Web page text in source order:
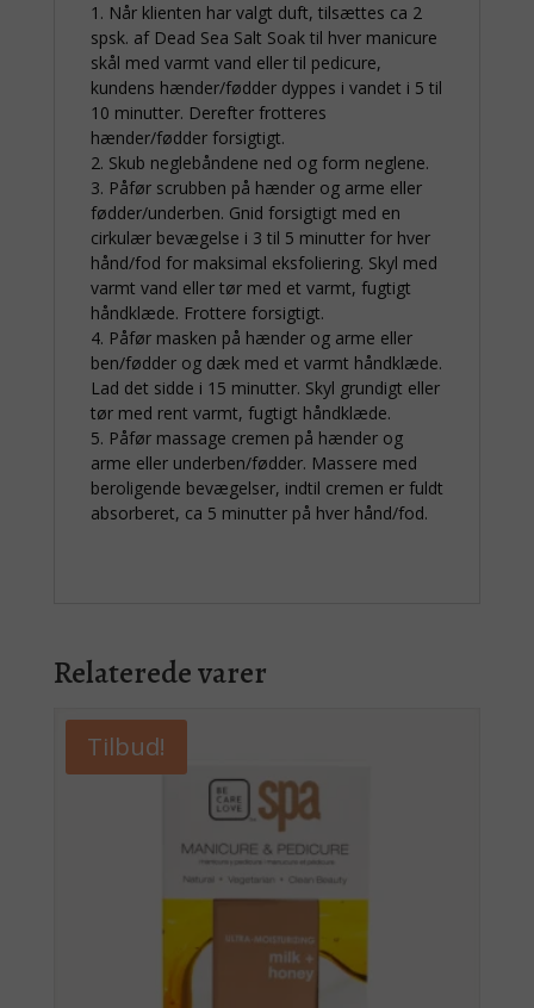
1. Når klienten har valgt duft, tilsættes ca 2
spsk. af Dead Sea Salt Soak til hver manicure
skål med varmt vand eller til pedicure,
kundens hænder/fødder dyppes i vandet i 5 til
10 minutter. Derefter frotteres
hænder/fødder forsigtigt.
2. Skub neglebåndene ned og form neglene.
3. Påfør scrubben på hænder og arme eller
fødder/underben. Gnid forsigtigt med en
cirkulær bevægelse i 3 til 5 minutter for hver
hånd/fod for maksimal eksfoliering. Skyl med
varmt vand eller tør med et varmt, fugtigt
håndklæde. Frottere forsigtigt.
4. Påfør masken på hænder og arme eller
ben/fødder og dæk med et varmt håndklæde.
Lad det sidde i 15 minutter. Skyl grundigt eller
tør med rent varmt, fugtigt håndklæde.
5. Påfør massage cremen på hænder og
arme eller underben/fødder. Massere med
beroligende bevægelser, indtil cremen er fuldt
absorberet, ca 5 minutter på hver hånd/fod.
Relaterede varer
Tilbud!